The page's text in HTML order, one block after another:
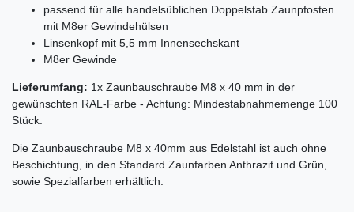
passend für alle handelsüblichen Doppelstab Zaunpfosten
mit M8er Gewindehülsen
Linsenkopf mit 5,5 mm Innensechskant
M8er Gewinde
Lieferumfang: 1x Zaunbauschraube M8 x 40 mm in der
gewünschten RAL-Farbe - Achtung: Mindestabnahmemenge 100
Stück.
Die Zaunbauschraube M8 x 40mm aus Edelstahl ist auch ohne
Beschichtung, in den Standard Zaunfarben Anthrazit und Grün,
sowie Spezialfarben erhältlich.